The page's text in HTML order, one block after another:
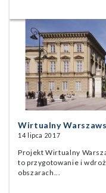
Wirtualny
14 lipca 2017
Projekt Wirtualny
to przygotowanie i
obszarach...